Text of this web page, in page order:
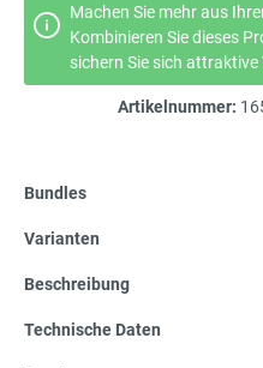
Machen Sie mehr aus
Kombinieren Sie dieses
sichern Sie sich attraktive
Artikelnummer:
Bundles
Varianten
Beschreibung
Technische Daten